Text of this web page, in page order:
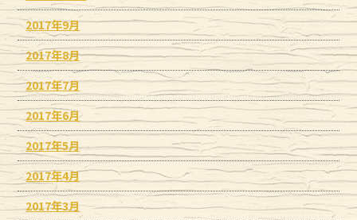
2017年9月
2017年8月
2017年7月
2017年6月
2017年5月
2017年4月
2017年3月